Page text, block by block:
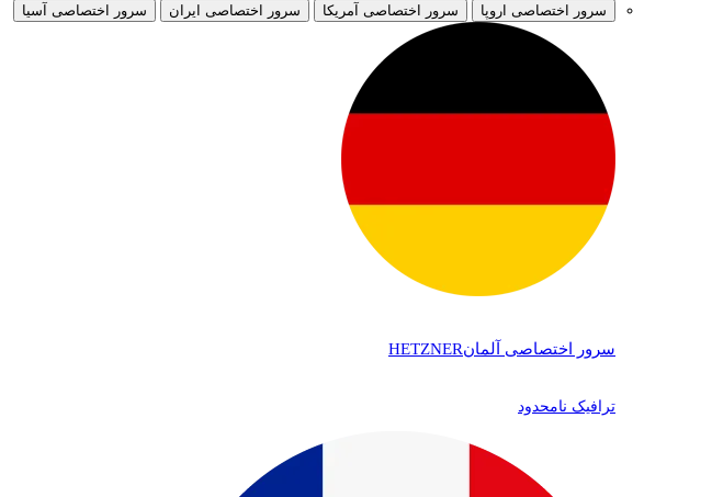
سرور اختصاصی اروپا
سرور اختصاصی آمریکا سرور اختصاصی ایران سرور اختصاصی آسیا
سرور اختصاصی آلمانHETZNER
ترافیک نامحدود